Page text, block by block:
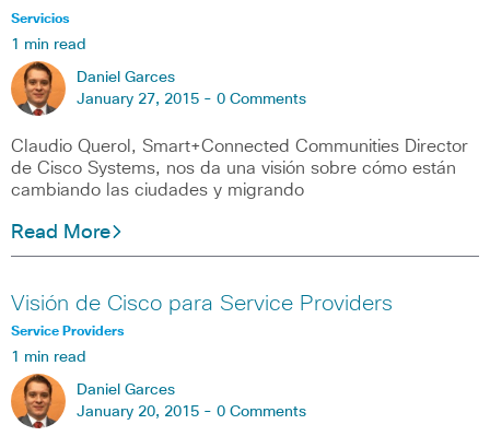
Servicios
1 min read
Daniel Garces
January 27, 2015 - 0 Comments
Claudio Querol, Smart+Connected Communities Director
de Cisco Systems, nos da una visión sobre cómo están
cambiando las ciudades y migrando
Read More
Visión de Cisco para Service Providers
Service Providers
1 min read
Daniel Garces
January 20, 2015 - 0 Comments